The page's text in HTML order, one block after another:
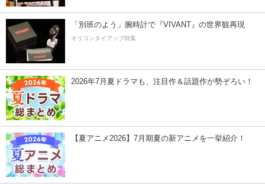
「別班のよう」腕時計で『VIVANT』の世界観再現
オリコンタイアップ特集
2026年7月夏ドラマも、注目作＆話題作が勢ぞろい！
【夏アニメ2026】7月期夏の新アニメを一挙紹介！